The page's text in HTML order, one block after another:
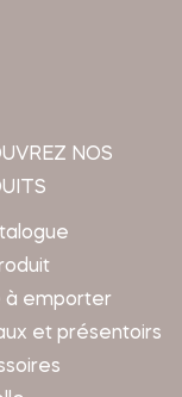
NOS
à emporter
et présentoirs